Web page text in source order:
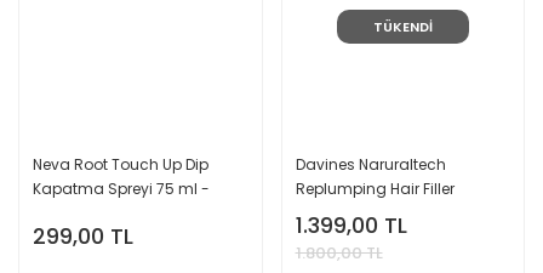
Neva Root Touch Up Dip
Kapatma Spreyi 75 ml -
299,00 TL
TÜKENDİ
Davines Naruraltech
Replumping Hair Filler
Superactive - Dolgunlaştırıcı
Durulanmayan Losyon 100
ml
1.399,00 TL
1.800,00 TL